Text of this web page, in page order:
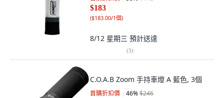
$183
($183.00/1個)
8/12 星期三 預計送達
(3)
C.O.A.B Zoom 手持車燈 A 藍色, 3個
首購折扣價 46%$246